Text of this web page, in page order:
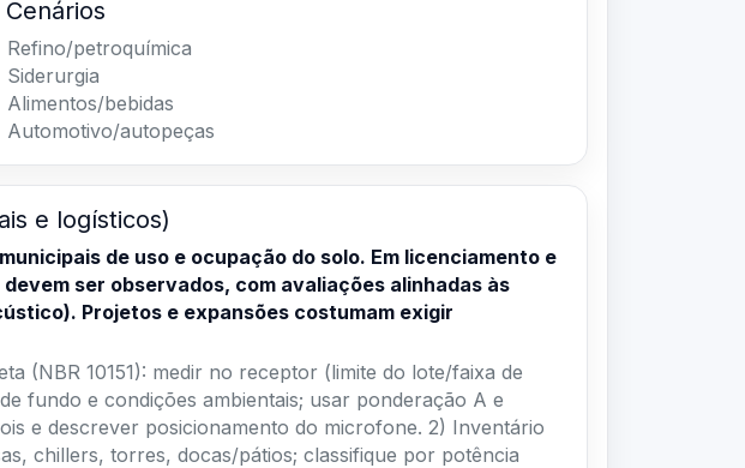
Cenários
Refino/petroquímica
Siderurgia
Alimentos/bebidas
Automotivo/autopeças
e logísticos)
de uso e ocupação do solo. Em licenciamento e
ser observados, com avaliações alinhadas às
Projetos e expansões costumam exigir
(NBR 10151): medir no receptor (limite do lote/faixa de
fundo e condições ambientais; usar ponderação A e
e descrever posicionamento do microfone. 2) Inventário
chillers, torres, docas/pátios; classifique por potência